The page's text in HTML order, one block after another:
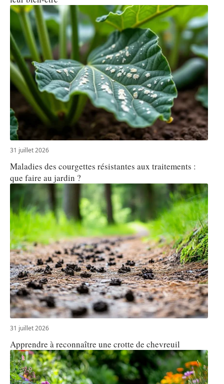
31 juillet 2026
Maladies des courgettes résistantes aux traitements :
que faire au jardin ?
31 juillet 2026
Apprendre à reconnaître une crotte de chevreuil